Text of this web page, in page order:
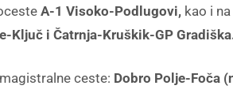
A-1 Visoko-Podlugovi, kao i
Ključ i Čatrnja-Kruškik-GP
ceste: Dobro Polje-Foča